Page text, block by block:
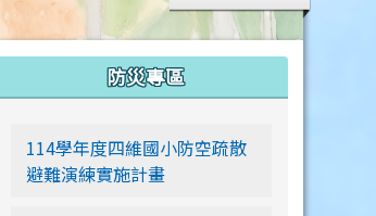
https://siwei-family.work-
防災專區
114學年度四維國小防空疏散
避難演練實施計畫